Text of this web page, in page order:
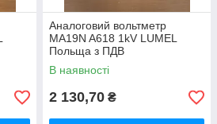
Аналоговий вольтметр
MA19N A618 1kV LUMEL
Польща з ПДВ
В наявності
2 130,70 ₴